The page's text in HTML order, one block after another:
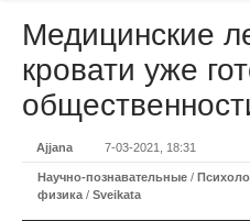
Медицинские
кровати уже
Ajjana 7-03-2021, 18:31
Научно-познавательные /
физика / Sveikata